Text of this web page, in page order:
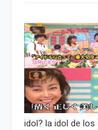
idol? la idol de los